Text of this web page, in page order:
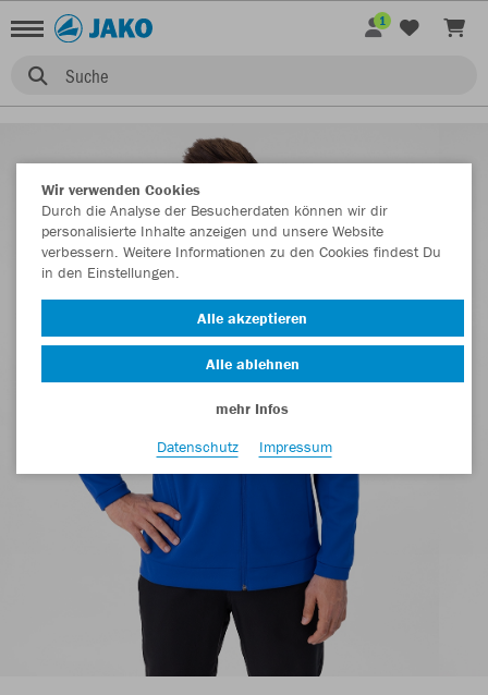
Suche
1
Wir verwenden Cookies
Durch die Analyse der Besucherdaten können wir dir
personalisierte Inhalte anzeigen und unsere Website
verbessern. Weitere Informationen zu den Cookies findest Du
in den Einstellungen.
Alle akzeptieren
Alle ablehnen
mehr Infos
Datenschutz
Impressum